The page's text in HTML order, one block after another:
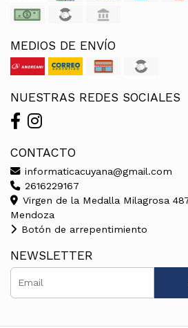
MEDIOS DE ENVÍO
NUESTRAS REDES SOCIALES
CONTACTO
informaticacuyana@gmail.com
2616229167
Virgen de la Medalla Milagrosa
Mendoza
Botón de arrepentimiento
NEWSLETTER